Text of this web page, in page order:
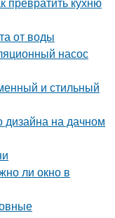
от воды
насос
и стильный
на дачном
ли окно в